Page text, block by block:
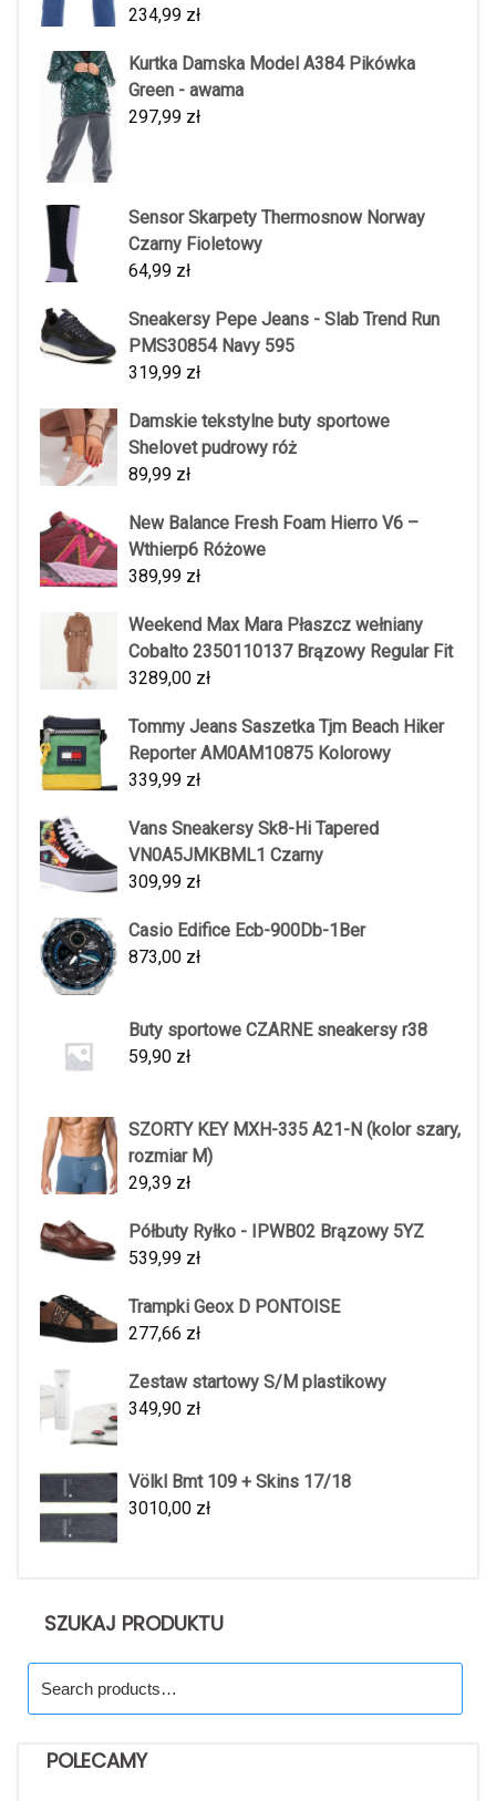
234,99 zł
Kurtka Damska Model A384 Pikówka
Green - awama
297,99 zł
Sensor Skarpety Thermosnow Norway
Czarny Fioletowy
64,99 zł
Sneakersy Pepe Jeans - Slab Trend Run
PMS30854 Navy 595
319,99 zł
Damskie tekstylne buty sportowe
Shelovet pudrowy róż
89,99 zł
New Balance Fresh Foam Hierro V6 –
Wthierp6 Różowe
389,99 zł
Weekend Max Mara Płaszcz wełniany
Cobalto 2350110137 Brązowy Regular Fit
3289,00 zł
Tommy Jeans Saszetka Tjm Beach Hiker
Reporter AM0AM10875 Kolorowy
339,99 zł
Vans Sneakersy Sk8-Hi Tapered
VN0A5JMKBML1 Czarny
309,99 zł
Casio Edifice Ecb-900Db-1Ber
873,00 zł
Buty sportowe CZARNE sneakersy r38
59,90 zł
SZORTY KEY MXH-335 A21-N (kolor szary,
rozmiar M)
29,39 zł
Półbuty Ryłko - IPWB02 Brązowy 5YZ
539,99 zł
Trampki Geox D PONTOISE
277,66 zł
Zestaw startowy S/M plastikowy
349,90 zł
Völkl Bmt 109 + Skins 17/18
3010,00 zł
SZUKAJ PRODUKTU
for:
POLECAMY